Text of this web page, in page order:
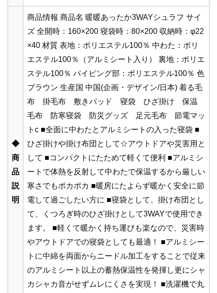
◆
商
品
説
明
商品情報 商品名 暖暖あったか3WAYシュラフ サイ
ズ 全開時：160×200 寝袋時：80×200 収納時：φ22
×40 材質 表地：ポリエステル100％ 中わた：ポリ
エステル100％（アルミシート入り） 裏地：ポリエ
ステル100％ パイピング部：ポリエステル100％ 色
ブラウン 生産国 中国(企画・デザイン/日本) 着る毛
布 掛毛布 敷きパッド 寝袋 ひざ掛け 保温
毛布 防寒寝袋 防災グッズ 足元毛布 節電マッ
トc ■全面に中わたとアルミシートの入った寝袋 ■
ひざ掛けや掛け布団として☆アウトドアや災害用と
して ■コンパクトにたためて軽くて便利 ■アルミシ
ートで体熱を反射して中わたで保温するから厳しい
寒さでもポカポカ ■暖房にたよらず暖かく安全に節
電して過ごしたい方に ■寝袋として、掛け布団とし
て、くつろぎ時のひざ掛けとして3WAYで使用でき
ます。 ■軽くて暖かく持ち運びも楽なので、災害時
やアウトドアでの寝袋としても最適！ ■アルミシー
トに中綿を両面からニードル加工をすることで従来
のアルミシート以上の蓄熱保温性を発揮し更にシャ
カシャカ音がせずムレにくさを実現！ ■洗濯機で丸